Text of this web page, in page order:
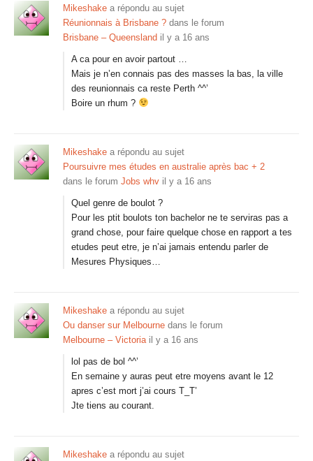
Mikeshake a répondu au sujet
Réunionnais à Brisbane ? dans le forum
Brisbane – Queensland il y a 16 ans
A ca pour en avoir partout …
Mais je n’en connais pas des masses la bas, la ville
des reunionnais ca reste Perth ^^’
Boire un rhum ?
Mikeshake a répondu au sujet
Poursuivre mes études en australie après bac + 2
dans le forum Jobs whv il y a 16 ans
Quel genre de boulot ?
Pour les ptit boulots ton bachelor ne te serviras pas a
grand chose, pour faire quelque chose en rapport a tes
etudes peut etre, je n’ai jamais entendu parler de
Mesures Physiques…
Mikeshake a répondu au sujet
Ou danser sur Melbourne dans le forum
Melbourne – Victoria il y a 16 ans
lol pas de bol ^^’
En semaine y auras peut etre moyens avant le 12
apres c’est mort j’ai cours T_T’
Jte tiens au courant.
Mikeshake a répondu au sujet